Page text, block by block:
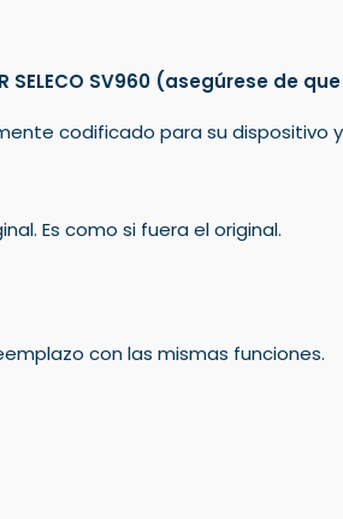
SV960 (asegúrese de
codificado para su dispositivo
Es como si fuera el original.
con las mismas funciones.